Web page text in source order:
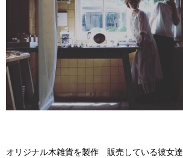
オリジナル木雑貨を製作 販売している彼女達